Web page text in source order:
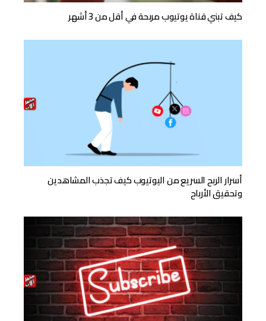
كيف تبني قناة يوتيوب مربحة في أقل من 3 أشهر
أسرار الربح السريع من اليوتيوب كيف تجذب المشاهدين
وتحقيق الأرباح